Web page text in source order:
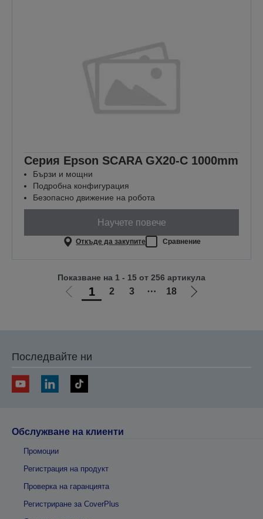
Серия Epson SCARA GX20-C 1000mm
Бързи и мощни
Подробна конфигурация
Безопасно движение на робота
Научете повече
Откъде да закупите Сравнение
Отиди
1 2 3 ⋯ 18
Отиди
Показване на 1 - 15 от 256 артикула
Последвайте ни
Обслужване на клиенти
Промоции
Регистрация на продукт
Проверка на гаранцията
Регистриране за CoverPlus